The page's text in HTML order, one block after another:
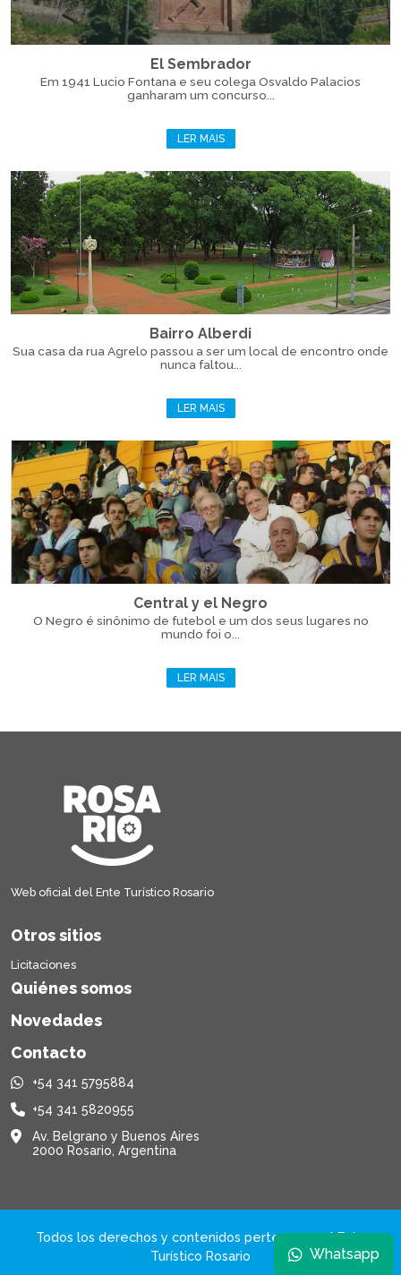
El Sembrador
Em 1941 Lucio Fontana e seu colega Osvaldo Palacios
ganharam um concurso...
LER MAIS
Bairro Alberdi
Sua casa da rua Agrelo passou a ser um local de encontro onde
nunca faltou...
LER MAIS
Central y el Negro
O Negro é sinônimo de futebol e um dos seus lugares no
mundo foi o...
LER MAIS
Whatsapp
Web oficial del Ente Turístico Rosario
Otros sitios
Licitaciones
Quiénes somos
Novedades
Contacto
+54 341 5795884
+54 341 5820955
Av. Belgrano y Buenos Aires
2000 Rosario, Argentina
Todos los derechos y contenidos pertenecen al Ente
Turístico Rosario